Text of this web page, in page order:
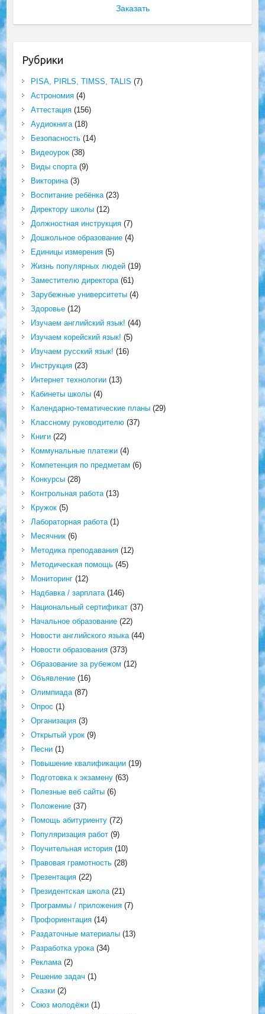
Заказать
Рубрики
PISA, PIRLS, TIMSS, TALIS (7)
Астрономия(4)
Аттестация(156)
Аудиокнига(18)
Безопасность(14)
Видеоурок(38)
Виды спорта(9)
Викторина(3)
Воспитание ребёнка(23)
Директору школы(12)
Должностная инструкция(7)
Дошкольное образование(4)
Единицы измерения(5)
Жизнь популярных людей(19)
Заместителю директора(61)
Зарубежные университеты(4)
Здоровье(12)
Изучаем английский язык! (44)
Изучаем корейский язык! (5)
Изучаем русский язык! (16)
Инструкция(23)
Интернет технологии(13)
Кабинеты школы(4)
Календарно-тематические планы(29)
Классному руководителю(37)
Книги(22)
Коммунальные платежи(4)
Компетенция по предметам (6)
Конкурсы(28)
Контрольная работа(13)
Кружок(5)
Лабораторная работа(1)
Месячник(6)
Методика преподавания(12)
Методическая помощь(45)
Мониторинг(12)
Надбавка / зарплата(146)
Национальный сертификат(37)
Начальное образование(22)
Новости английского языка(44)
Новости образования(373)
Образование за рубежом (12)
Объявление(16)
Олимпиада(87)
Опрос (1)
Организация(3)
Открытый урок(9)
Песни(1)
Повышение квалификации(19)
Подготовка к экзамену(63)
Полезные веб сайты(6)
Положение(37)
Помощь абитуриенту(72)
Популяризация работ(9)
Поучительная история(10)
Правовая грамотность(28)
Презентация(22)
Президентская школа(21)
Программы / приложения(7)
Профориентация(14)
Раздаточные материалы(13)
Разработка урока(34)
Реклама(2)
Решение задач (1)
Сказки(2)
Союз молодёжи(1)